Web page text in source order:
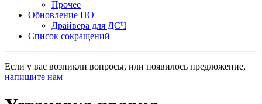
Прочее
Обновление ПО
Драйвера для ДСЧ
Список сокращений
Если у вас возникли вопросы, или появилось предложение,
напишите нам